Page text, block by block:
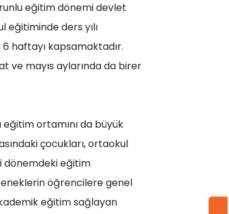
eğitim dönemi devlet
ders yılı
haftayı kapsamaktadır.
ve mayıs aylarında da birer
ortamını da büyük
çocukları, ortaokul
dönemdeki eğitim
öğrencilere genel
eğitim sağlayan